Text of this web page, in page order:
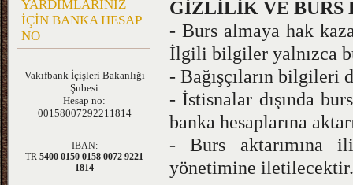
YARDIMLARINIZ
İÇİN BANKA HESAP
NO
Vakıfbank İçişleri Bakanlığı
Şubesi
Hesap no:
00158007292211814
IBAN:
TR 5400 0150 0158 0072 9221
1814
GİZLİLİK VE BURS
- Burs almaya hak
İlgili bilgiler yalnızca
- Bağışçıların
- İstisnalar dışında
banka hesaplarına
- Burs aktarımına
yönetimine iletilecektir.